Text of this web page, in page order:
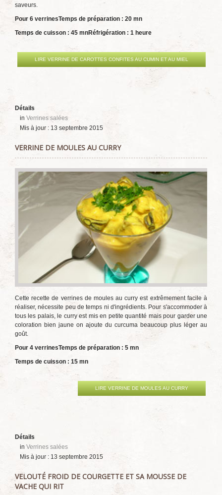
saveurs.
Pour 6 verrinesTemps de préparation : 20 mn
Temps de cuisson : 45 mnRéfrigération : 1 heure
LIRE VERRINE DE CAROTTES CONFITES AU CUMIN ET AU MIEL
Détails
in Verrines salées
Mis à jour : 13 septembre 2015
VERRINE DE MOULES AU CURRY
Cette recette de verrines de moules au curry est extrêmement facile à
réaliser, nécessite peu de temps ni d'ingrédients. Pour s'accommoder à
tous les palais, le curry est mis en petite quantité mais pour garder une
coloration bien jaune on ajoute du curcuma beaucoup plus léger au
goût.
Pour 4 verrinesTemps de préparation : 5 mn
Temps de cuisson : 15 mn
LIRE VERRINE DE MOULES AU CURRY
Détails
in Verrines salées
Mis à jour : 13 septembre 2015
VELOUTÉ FROID DE COURGETTE ET SA MOUSSE DE
VACHE QUI RIT